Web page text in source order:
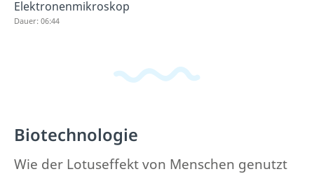
Elektronenmikroskop
Dauer: 06:44
Biotechnologie
Wie der Lotuseffekt von Menschen genutzt